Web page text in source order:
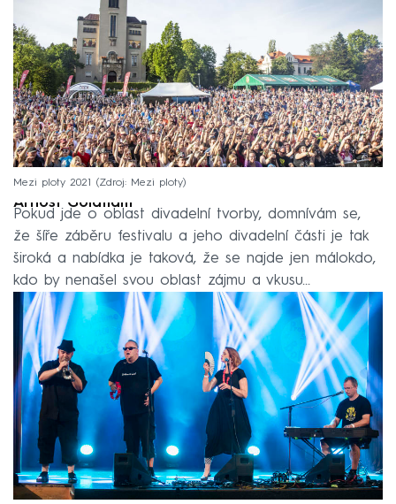
Mezi ploty 2021 Zdroj: Mezi ploty
Arnošt Goldflam
Pokud jde o oblast divadelní tvorby, domnívám se,
že šíře záběru festivalu a jeho divadelní části je tak
široká a nabídka je taková, že se najde jen málokdo,
kdo by nenašel svou oblast zájmu a vkusu…